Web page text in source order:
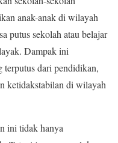
anak-anak di wilayah
putus sekolah atau belajar
Dampak ini
terputus dari pendidikan,
ketidakstabilan di wilayah
ini tidak hanya